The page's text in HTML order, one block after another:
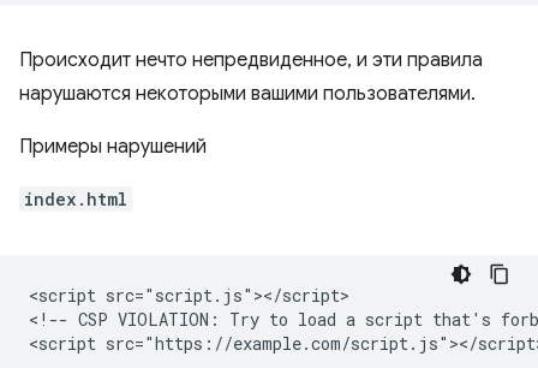
Происходит нечто непредвиденное, и эти правила
нарушаются некоторыми вашими пользователями.
Примеры нарушений
index.html
<script src="script.js"></script>
<!-- CSP VIOLATION: Try to load a script that's